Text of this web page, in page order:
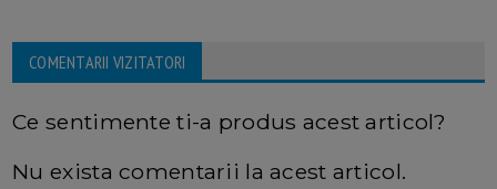
COMENTARII VIZITATORI
Ce sentimente ti-a produs acest articol?
Nu exista comentarii la acest articol.